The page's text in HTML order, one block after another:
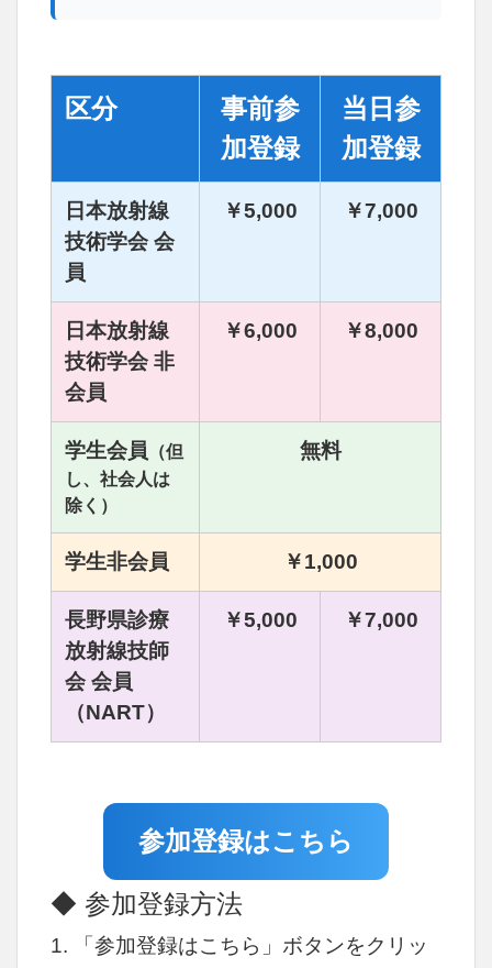
区分
事前参
加登録
当日参
加登録
日本放射線
技術学会 会
員
￥5,000 ￥7,000
日本放射線
技術学会 非
会員
￥6,000 ￥8,000
学生会員
（但
し、社会人は
除く）
無料
学生非会員 ￥1,000
長野県診療
放射線技師
会 会員
（NART）
￥5,000 ￥7,000
参加登録はこちら
参加登録はこちら
◆ 参加登録方法
1. 「参加登録はこちら」ボタンをクリッ